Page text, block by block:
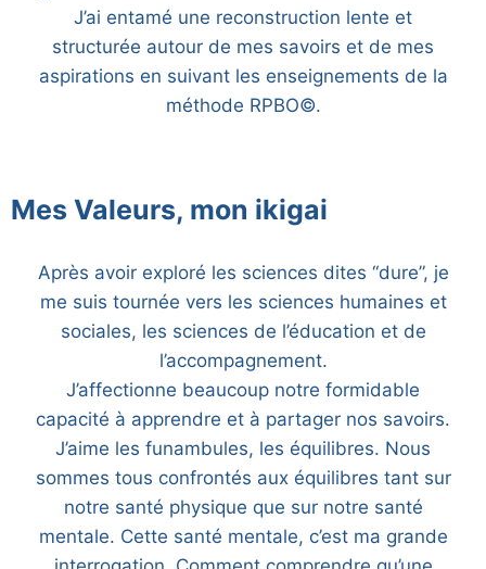
J’ai entamé une reconstruction lente et
structurée autour de mes savoirs et de mes
aspirations en suivant les enseignements de la
méthode RPBO©.
Mes Valeurs, mon ikigai
Après avoir exploré les sciences dites “dure”, je
me suis tournée vers les sciences humaines et
sociales, les sciences de l’éducation et de
l’accompagnement.
J’affectionne beaucoup notre formidable
capacité à apprendre et à partager nos savoirs.
J’aime les funambules, les équilibres. Nous
sommes tous confrontés aux équilibres tant sur
notre santé physique que sur notre santé
mentale. Cette santé mentale, c’est ma grande